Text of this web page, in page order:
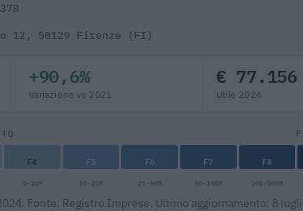
12, 50129 Firenze (FI)
+90,6%
Variazione vs 2021
€ 77.156
Utile 2024
F4 F5 F6 F7 F8
5-10M 10-25M 25-50M 50-100M 100-500M
Fonte: Registro Imprese. Ultimo aggiornamento: 8